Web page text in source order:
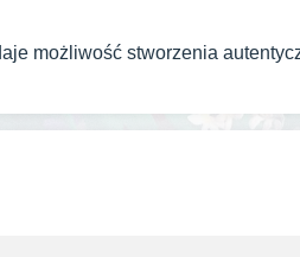
możliwość stworzenia